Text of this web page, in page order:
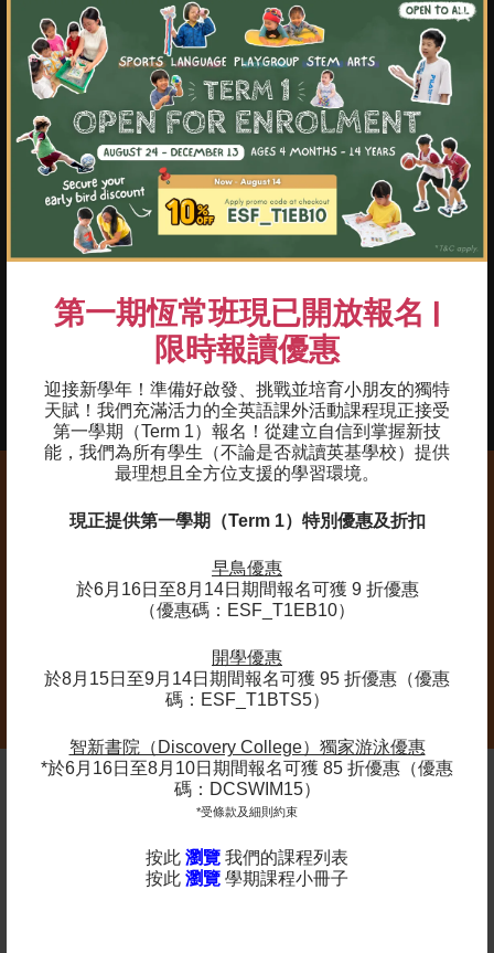
第一期恆常班現已開放報名 |
限時報讀優惠
迎接新學年！準備好啟發、挑戰並培育小朋友的獨特
天賦！我們充滿活力的全英語課外活動課程現正接受
第一學期（Term 1）報名！ 從建立自信到掌握新技
能，我們為所有學生（不論是否就讀英基學校）提供
最理想且全方位支援的學習環境。
現正提供第一學期（Term 1）特別優惠及折扣
早鳥優惠
於6月16日至8月14日期間報名可獲 9 折優惠
（優惠碼：ESF_T1EB10）
開學優惠
於8月15日至9月14日期間報名可獲 95 折優惠（優惠
碼：ESF_T1BTS5）
智新書院（Discovery College）獨家游泳優惠
*於6月16日至8月10日期間報名可獲 85 折優惠（優惠
碼：DCSWIM15）
*受條款及細則約束
按此 瀏覽 我們的課程列表
按此 瀏覽 學期課程小冊子
×
重點及學習成果
01
匹克球基本技巧：握拍、站姿、揮拍、規則
與得分
學習基本技能，如網前球、截擊、發球和抽
擊
03 透過有趣的練習和遊戲，增強手眼協調能力
訓練基本動作和敏捷度
05 建立運動的正面態度
學生應穿著舒適的運動服和無痕波鞋上課。學生應穿著
舒適的運動服和無痕波鞋上課。建議家長在收到歡迎信
(Welcome Letter)後才購買球拍，以防課程因報名人數
生使用。
英基探新提供各種適合所有學齡的課程。 除體育課程和